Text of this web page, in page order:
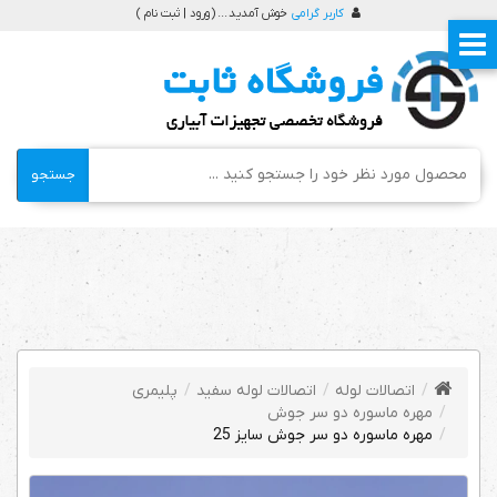
کاربر گرامی خوش آمدید ... (ورود | ثبت نام )
جستجو
اتصالات لوله اتصالات لوله سفید
پلیمری
مهره ماسوره دو سر جوش
مهره ماسوره دو سر جوش سایز 25